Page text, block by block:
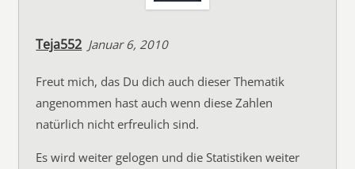
Teja552 Januar 6, 2010
Freut mich, das Du dich auch dieser Thematik
angenommen hast auch wenn diese Zahlen
natürlich nicht erfreulich sind.
Es wird weiter gelogen und die Statistiken weiter